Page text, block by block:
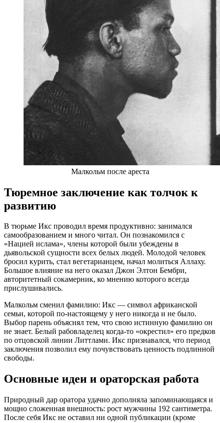
Малкольм после ареста
Тюремное заключение как толчок к
развитию
В тюрьме Икс проводил время продуктивно: занимался
самообразованием и много читал. Он познакомился с
«Нацией ислама», члены которой были убеждены в
дьявольской сущности всех белых людей. Молодой человек
бросил курить, стал вегетарианцем, начал молиться Аллаху.
Большое влияние на него оказал Джон Элтон Бембри,
авторитетный сокамерник, ко мнению которого всегда
прислушивались.
Малкольм сменил фамилию: Икс — символ африканской
семьи, которой по-настоящему у него никогда и не было.
Выбор парень объяснял тем, что свою истинную фамилию он
не знает. Белый рабовладелец когда-то «окрестил» его предков
по отцовской линии Литтлами. Икс признавался, что период
заключения позволил ему почувствовать ценность подлинной
свободы.
Основные идеи и ораторская работа
Природный дар оратора удачно дополняла запоминающаяся и
мощно сложенная внешность: рост мужчины 192 сантиметра.
После себя Икс не оставил ни одной публикации (кроме